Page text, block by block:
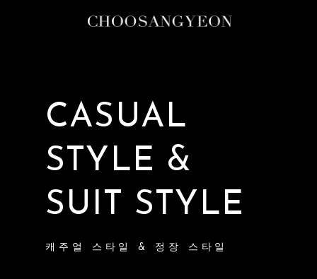
CASUAL
STYLE &
SUIT STYLE
캐주얼 스타일 & 정장 스타일